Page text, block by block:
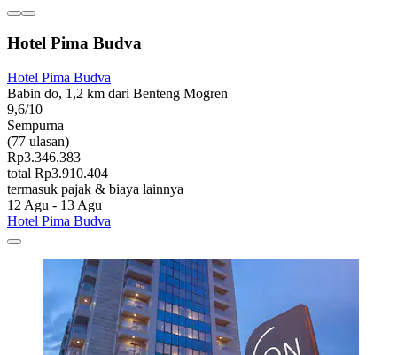
Hotel Pima Budva
Hotel Pima Budva
Babin do, 1,2 km dari Benteng Mogren
9,6/10
Sempurna
(77 ulasan)
Rp3.346.383
total Rp3.910.404
termasuk pajak & biaya lainnya
12 Agu - 13 Agu
Hotel Pima Budva